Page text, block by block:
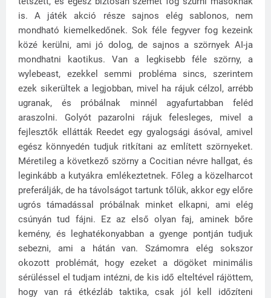
is. A játék akció része sajnos elég sablonos, nem
mondható kiemelkedőnek. Sok féle fegyver fog kezeink
közé kerülni, ami jó dolog, de sajnos a szörnyek AI-ja
mondhatni kaotikus. Van a legkisebb féle szörny, a
wylebeast, ezekkel semmi probléma sincs, szerintem
ezek sikerültek a legjobban, mivel ha rájuk célzol, arrébb
ugranak, és próbálnak minnél agyafurtabban feléd
araszolni. Golyót pazarolni rájuk felesleges, mivel a
fejlesztők ellátták Reedet egy gyalogsági ásóval, amivel
egész könnyedén tudjuk ritkítani az említett szörnyeket.
Méretileg a következő szörny a Cocitian névre hallgat, és
leginkább a kutyákra emlékeztetnek. Főleg a közelharcot
preferálják, de ha távolságot tartunk tőlük, akkor egy előre
ugrós támadással próbálnak minket elkapni, ami elég
csúnyán tud fájni. Ez az első olyan faj, aminek bőre
kemény, és leghatékonyabban a gyenge pontján tudjuk
sebezni, ami a hátán van. Számomra elég sokszor
okozott problémát, hogy ezeket a dögöket minimális
sérüléssel el tudjam intézni, de kis idő elteltével rájöttem,
hogy van rá étkézláb taktika, csak jól kell időzíteni